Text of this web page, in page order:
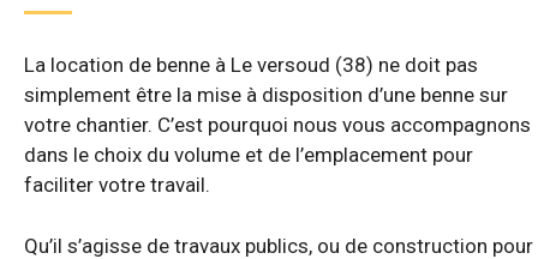
La location de benne à Le versoud (38) ne doit pas
simplement être la mise à disposition d’une benne sur
votre chantier. C’est pourquoi nous vous accompagnons
dans le choix du volume et de l’emplacement pour
faciliter votre travail.
Qu’il s’agisse de travaux publics, ou de construction pour